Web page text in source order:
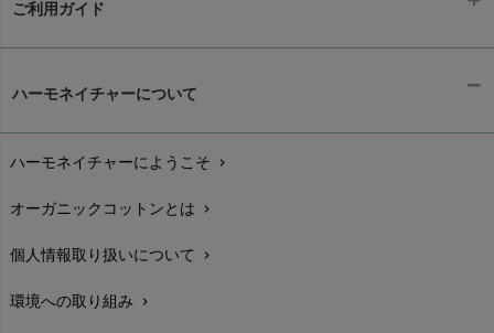
ご利用ガイド
配送と送料chevron_right
在庫状況と発送予定chevron_right
サイズ・寸法chevron_right
生地・素材chevron_right
ハーモネイチャーについて
ハーモネイチャーにようこそ chevron_right
オーガニックコットンとは chevron_right
個人情報取り扱いについて chevron_right
環境への取り組み chevron_right